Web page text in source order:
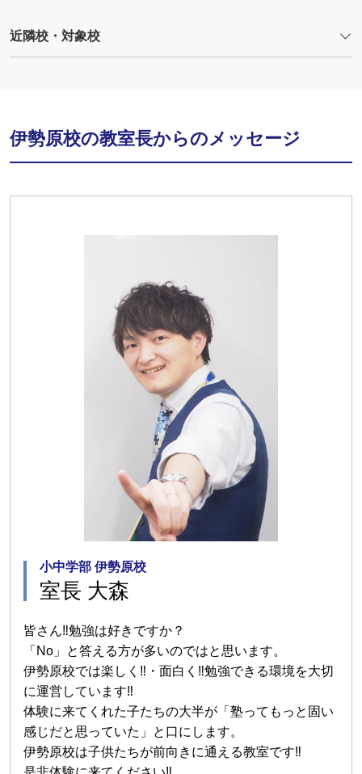
近隣校・対象校
伊勢原校の教室長からのメッセージ
小中学部 伊勢原校
室長 大森
皆さん‼勉強は好きですか？
「No」と答える方が多いのではと思います。
伊勢原校では楽しく‼・面白く‼勉強できる環境を大切
に運営しています‼
体験に来てくれた子たちの大半が「塾ってもっと固い
感じだと思っていた」と口にします。
伊勢原校は子供たちが前向きに通える教室です‼